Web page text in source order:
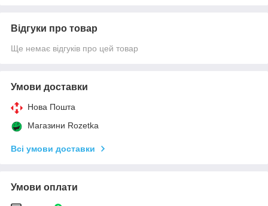
Відгуки про товар
Ще немає відгуків про цей товар
Умови доставки
Нова Пошта
Магазини Rozetka
Всі умови доставки
Умови оплати